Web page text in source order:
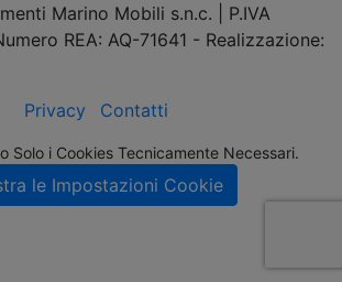
Marino Mobili s.n.c. | P.IVA
REA: AQ-71641 - Realizzazione:
Privacy
Contatti
Solo i Cookies Tecnicamente Necessari.
le Impostazioni Cookie